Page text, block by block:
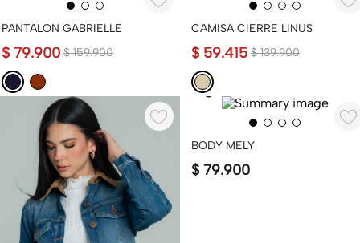
PANTALON GABRIELLE
$ 159.900
$ 79.900
CAMISA CIERRE LINUS
$ 139.900
$ 59.415
BODY MELY
$ 79.900